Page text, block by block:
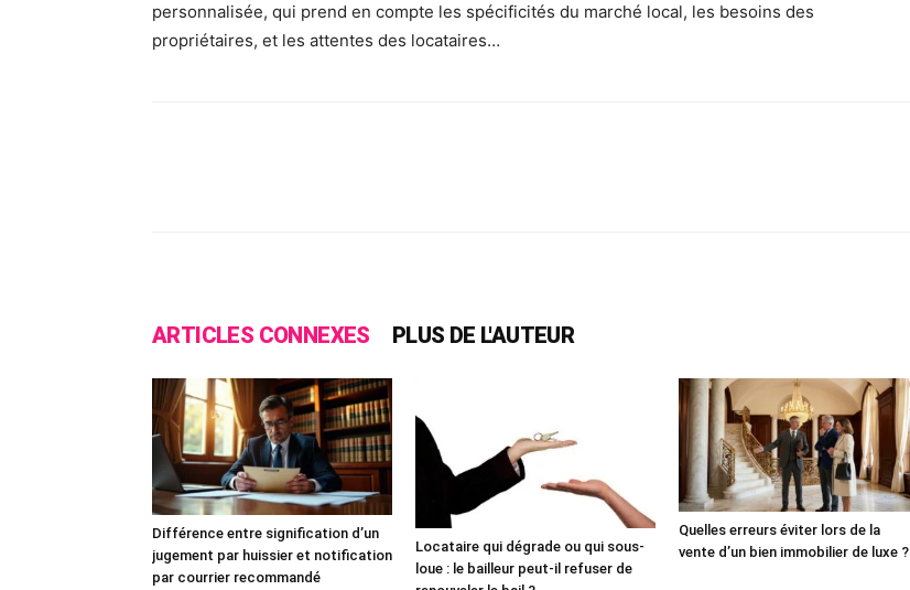
personnalisée, qui prend en compte les spécificités du marché local, les besoins des
propriétaires, et les attentes des locataires…
ARTICLES CONNEXES PLUS DE L'AUTEUR
Différence entre signification d’un
jugement par huissier et notification
par courrier recommandé
Locataire qui dégrade ou qui sous-
loue : le bailleur peut-il refuser de
Quelles erreurs éviter lors de la
vente d’un bien immobilier de luxe ?